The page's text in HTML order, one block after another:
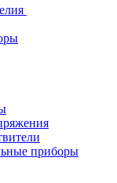
приборы